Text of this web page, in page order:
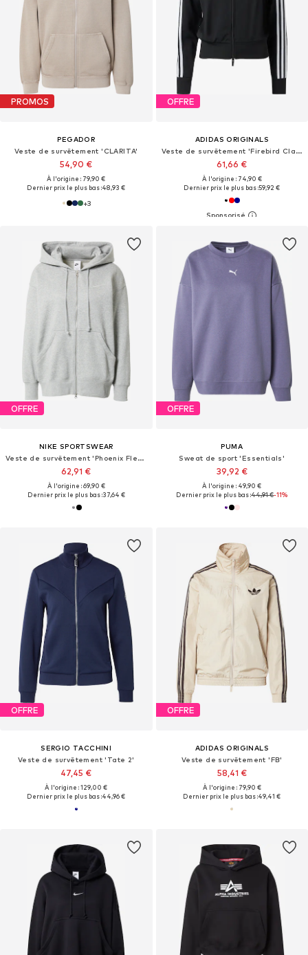
PROMOS
PEGADOR
Veste de survêtement 'CLARITA'
54,90 €
À l'origine : 79,90 €
Dernier prix le plus bas :48,93 €
+3
OFFRE
ADIDAS ORIGINALS
Veste de survêtement 'Firebird Classic'
61,66 €
À l'origine : 74,90 €
Dernier prix le plus bas :59,92 €
OFFRE
NIKE SPORTSWEAR
Veste de survêtement 'Phoenix Fleece'
62,91 €
À l'origine : 69,90 €
Dernier prix le plus bas :37,64 €
OFFRE
PUMA
Sweat de sport 'Essentials'
39,92 €
À l'origine : 49,90 €
Dernier prix le plus bas :44,91 €-11%
OFFRE
SERGIO TACCHINI
Veste de survêtement 'Tate 2'
47,45 €
À l'origine : 129,00 €
Dernier prix le plus bas :44,96 €
OFFRE
ADIDAS ORIGINALS
Veste de survêtement 'FB'
58,41 €
À l'origine : 79,90 €
Dernier prix le plus bas :49,41 €